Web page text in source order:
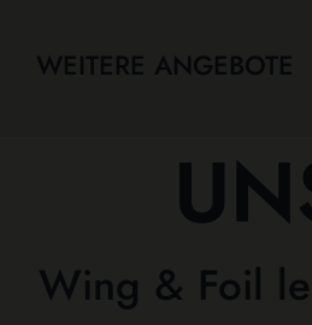
WEITERE ANGEBOTE
Wing & Foil